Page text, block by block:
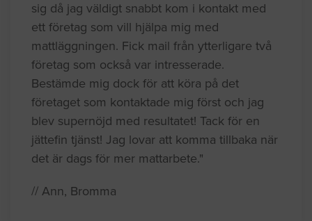
sig då jag väldigt snabbt kom i kontakt med
ett företag som vill hjälpa mig med
mattläggningen. Fick mail från ytterligare två
företag som också var intresserade.
Bestämde mig dock för att köra på det
företaget som kontaktade mig först och jag
blev supernöjd med resultatet! Tack för en
jättefin tjänst! Jag lovar att komma tillbaka när
det är dags för mer mattarbete."
// Ann, Bromma